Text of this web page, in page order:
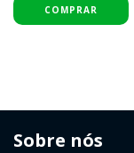
Sobre nós